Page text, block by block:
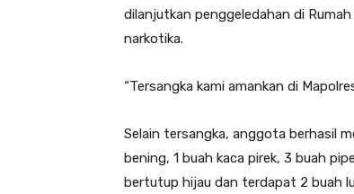
dilanjutkan penggeledahan di
narkotika.
“Tersangka kami amankan di
Selain tersangka, anggota berhasil
bening, 1 buah kaca pirek, 3 buah
bertutup hijau dan terdapat 2 buah